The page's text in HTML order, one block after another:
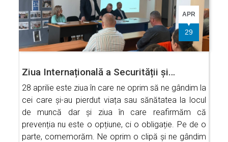
APR
29
Ziua Internațională a Securității și…
28 aprilie este ziua în care ne oprim să ne gândim la
cei care și-au pierdut viața sau sănătatea la locul
de muncă dar și ziua în care reafirmăm că
prevenția nu este o opțiune, ci o obligație. Pe de o
parte, comemorăm. Ne oprim o clipă și ne gândim